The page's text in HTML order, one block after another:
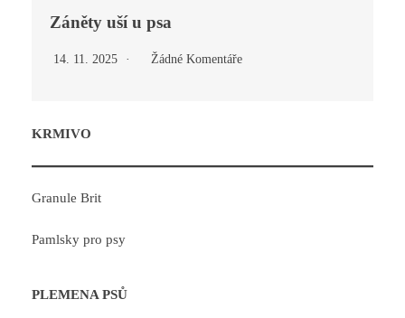
Záněty uší u psa
14. 11. 2025 Žádné Komentáře
KRMIVO
Granule Brit
Pamlsky pro psy
PLEMENA PSŮ